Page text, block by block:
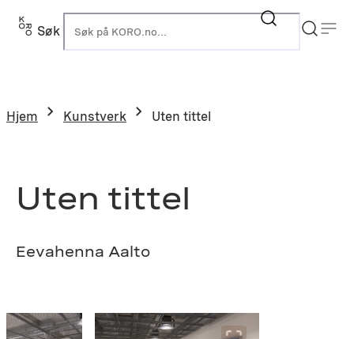
Hopp
Søk
Hjem Kunstverk Uten tittel
Uten tittel
Eevahenna Aalto